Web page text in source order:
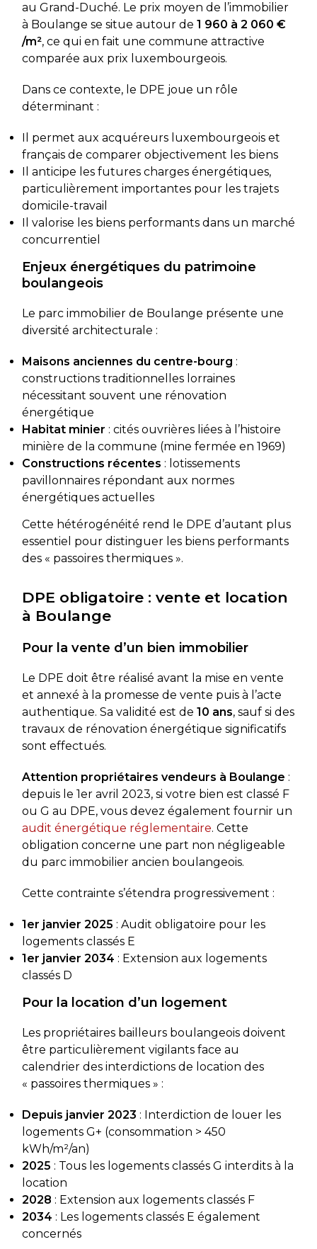
au Grand-Duché. Le prix moyen de l’immobilier
à Boulange se situe autour de 1 960 à 2 060 €
/m², ce qui en fait une commune attractive
comparée aux prix luxembourgeois.
Dans ce contexte, le DPE joue un rôle
déterminant :
Il permet aux acquéreurs luxembourgeois et
français de comparer objectivement les biens
Il anticipe les futures charges énergétiques,
particulièrement importantes pour les trajets
domicile-travail
Il valorise les biens performants dans un marché
concurrentiel
Enjeux énergétiques du patrimoine
boulangeois
Le parc immobilier de Boulange présente une
diversité architecturale :
Maisons anciennes du centre-bourg :
constructions traditionnelles lorraines
nécessitant souvent une rénovation
énergétique
Habitat minier : cités ouvrières liées à l’histoire
minière de la commune (mine fermée en 1969)
Constructions récentes : lotissements
pavillonnaires répondant aux normes
énergétiques actuelles
Cette hétérogénéité rend le DPE d’autant plus
essentiel pour distinguer les biens performants
des « passoires thermiques ».
DPE obligatoire : vente et location
à Boulange
Pour la vente d’un bien immobilier
Le DPE doit être réalisé avant la mise en vente
et annexé à la promesse de vente puis à l’acte
authentique. Sa validité est de 10 ans, sauf si des
travaux de rénovation énergétique significatifs
sont effectués.
Attention propriétaires vendeurs à Boulange :
depuis le 1er avril 2023, si votre bien est classé F
ou G au DPE, vous devez également fournir un
audit énergétique réglementaire. Cette
obligation concerne une part non négligeable
du parc immobilier ancien boulangeois.
Cette contrainte s’étendra progressivement :
1er janvier 2025 : Audit obligatoire pour les
logements classés E
1er janvier 2034 : Extension aux logements
classés D
Pour la location d’un logement
Les propriétaires bailleurs boulangeois doivent
être particulièrement vigilants face au
calendrier des interdictions de location des
« passoires thermiques » :
Depuis janvier 2023 : Interdiction de louer les
logements G+ (consommation > 450
kWh/m²/an)
2025 : Tous les logements classés G interdits à la
location
2028 : Extension aux logements classés F
2034 : Les logements classés E également
concernés